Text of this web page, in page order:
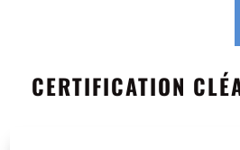
CERTIFICATION